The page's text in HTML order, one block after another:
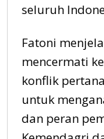
seluruh
Fatoni
mencermati
konflik
untuk
dan peran